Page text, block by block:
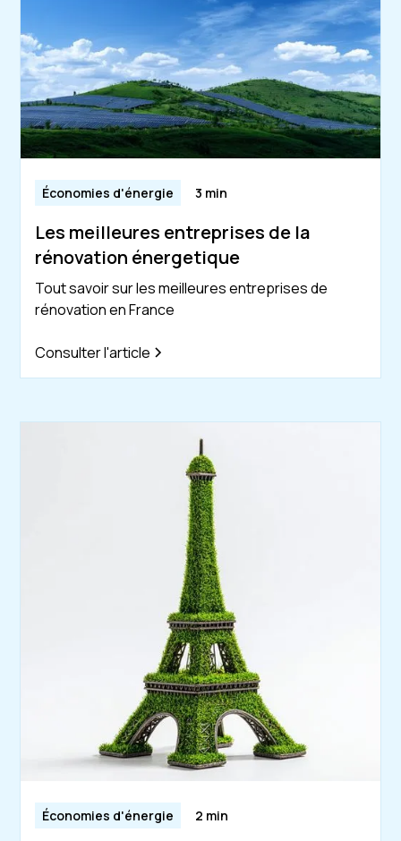
Économies d'énergie 3 min
Les meilleures entreprises de la
rénovation énergetique
Tout savoir sur les meilleures entreprises de
rénovation en France
Consulter l'article
Économies d'énergie 2 min